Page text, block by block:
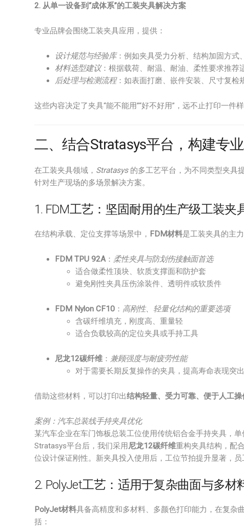
2. 从单一设备到“成体系”的工装夹具解决方案
专业品牌会围绕工装夹具应用，提供：
设计规范与经验库：例如夹具受力分析、结构加固方式
材料选型建议：根据载荷、耐温、耐油、柔性要求推荐
后处理与检测流程：如表面打磨、嵌件安装、尺寸复检
这些内容决定了夹具“能不能用”“好不好用”，远不止打印一件样
二、结合Stratasys平台，构建专
在工装夹具领域， Stratasys的多工艺平台，为不同类型夹具
针对生产现场的多场景解决方案。
1. FDM工艺：坚固耐用的生产级工装夹
在结构承载、定位支撑等场景中， FDM材料是工装夹具的主
FDM TPU 92A： 柔性夹具与防划伤接触面首选
适合做柔性顶块、软质支撑面和防护套
避免刚性夹具压伤涂装件、透明件或软质件
FDM Nylon CF10 ： 高刚性、轻量化结构的重要选项
含碳纤维填充，刚度高、重量轻
适合负载较高的定位夹具或手持工具
尼龙12碳纤维 ： 兼顾强度与耐疲劳性能
对于需要长期反复操作的夹具，提高寿命表现突出
借助这些材料，可以打印出结构轻量、受力可靠、便于人工操
案例：汽车总装线手持夹具优化
某汽车企业在车门饰板总装工位使用传统铝合金手持夹具，
Stratasys平台后，我们采用尼龙12碳纤维重构夹具结构，配
位设计保证刚性。新夹具投入使用后，工位节拍提升显著，员
2. PolyJet工艺：适用于复杂曲面与多材
PolyJet材料具备高精度和多材料、多颜色打印能力，在复杂
括：